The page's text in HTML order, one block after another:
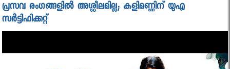
പ്രസവ രംഗങ്ങളില്‍ അശ്ലീലമില്ല; കളിമണ്ണിന് യുഎ
സര്‍ട്ടിഫിക്കറ്റ്